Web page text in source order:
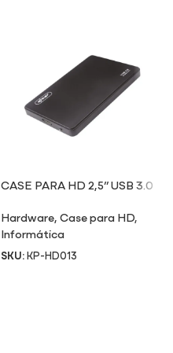
CASE PARA HD 2,5” USB 3.0
Hardware,Case para HD,
Informática
SKU:KP-HD013